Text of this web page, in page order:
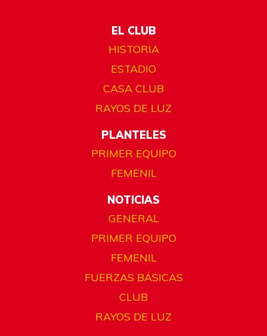
EL CLUB
HISTORIA
ESTADIO
CASA CLUB
RAYOS DE LUZ
PLANTELES
PRIMER EQUIPO
FEMENIL
NOTICIAS
GENERAL
PRIMER EQUIPO
FEMENIL
FUERZAS BÁSICAS
CLUB
RAYOS DE LUZ